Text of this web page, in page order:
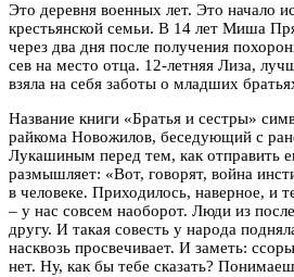
Это деревня военных лет. Это начало
крестьянской семьи. В 14 лет Миша
через два дня после получения
сев на место отца. 12-летняя Лиза,
взяла на себя заботы о младших
Название книги «Братья и сестры»
райкома Новожилов, беседующий с
Лукашиным перед тем, как отправить
размышляет: «Вот, говорят, война
в человеке. Приходилось, наверное, и
– у нас совсем наоборот. Люди из
другу. И такая совесть у народа
насквозь просвечивает. И заметь:
нет. Ну, как бы тебе сказать?